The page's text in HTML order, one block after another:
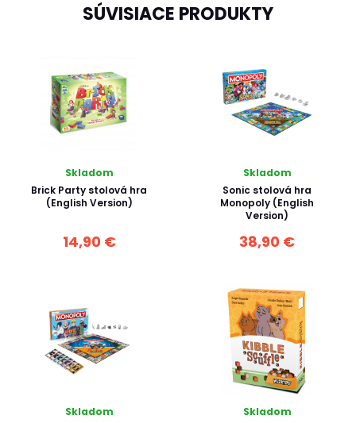
SÚVISIACE PRODUKTY
Skladom
Brick Party stolová hra
(English Version)
14,90 €
Skladom
Sonic stolová hra
Monopoly (English
Version)
38,90 €
Skladom
Skladom